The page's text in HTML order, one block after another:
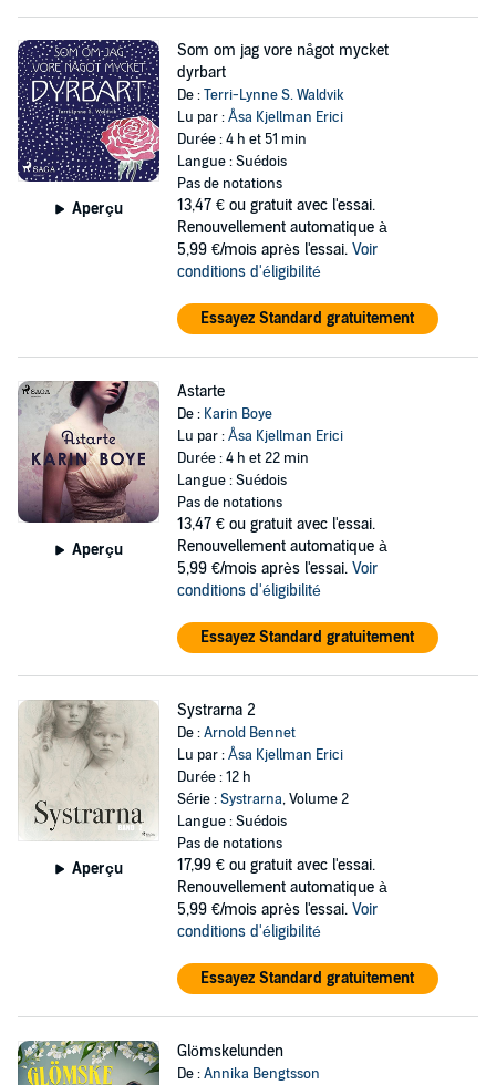
Aperçu
Som om jag vore något mycket
dyrbart
De :Terri-Lynne S. Waldvik
Lu par :Åsa Kjellman Erici
Durée : 4 h et 51 min
Langue : Suédois
Pas de notations
13,47 € ou gratuit avec l'essai.
Renouvellement automatique à
5,99 €/mois après l'essai. Voir
conditions d'éligibilité
Essayez Standard gratuitement
Aperçu
Astarte
De : Karin Boye
Lu par :Åsa Kjellman Erici
Durée : 4 h et 22 min
Langue : Suédois
Pas de notations
13,47 € ou gratuit avec l'essai.
Renouvellement automatique à
5,99 €/mois après l'essai. Voir
conditions d'éligibilité
Essayez Standard gratuitement
Aperçu
Systrarna 2
De :Arnold Bennet
Lu par :Åsa Kjellman Erici
Durée : 12 h
Série :Systrarna, Volume 2
Langue : Suédois
Pas de notations
17,99 € ou gratuit avec l'essai.
Renouvellement automatique à
5,99 €/mois après l'essai. Voir
conditions d'éligibilité
Essayez Standard gratuitement
Glömskelunden
De :Annika Bengtsson